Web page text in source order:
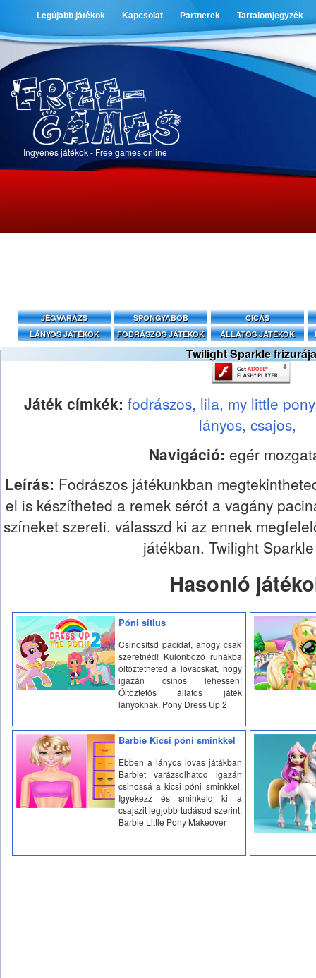
Legújabb játékok Kapcsolat Partnerek Tartalomjegyzék
Ingyenes játékok - Free games online
JÉGVARÁZS SPONGYABOB
CICÁS
LÁNYOS JÁTÉKOK
FODRÁSZOS JÁTÉKOK ÁLLATOS JÁTÉKOK
Twilight Sparkle frizurája
Játék címkék: fodrászos, lila, my little
lányos, csajos,
Navigáció: egér
Leírás: Fodrászos játékunkban
el is készítheted a remek sérót a vagány
színeket szereti, válasszd ki az ennek
játékban. Twilight
Hasonló
Póni sítlus
Csinosítsd pacidat, ahogy csak
szeretnéd! Különböző ruhákba
öltöztetheted a lovacskát, hogy
igazán csinos lehessen!
Öltöztetős állatos játék
lányoknak. Pony Dress Up 2
Barbie Kicsi póni sminkkel
Ebben a lányos lovas játákban
Barbiet varázsolhatod igazán
csinossá a kicsi póni sminkkel.
Igyekezz és sminkeld ki a
csajszit legjobb tudásod szerint.
Barbie Little Pony Makeover